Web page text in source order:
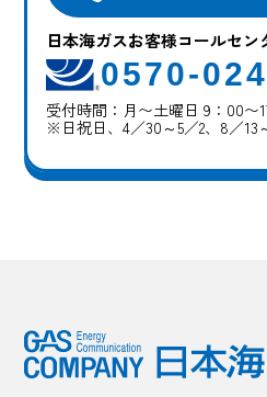
日本海ガスお客様コールセン
0570-
受付時間：月〜土曜日 9：00〜
※日祝日、4／30～5／2、8／13